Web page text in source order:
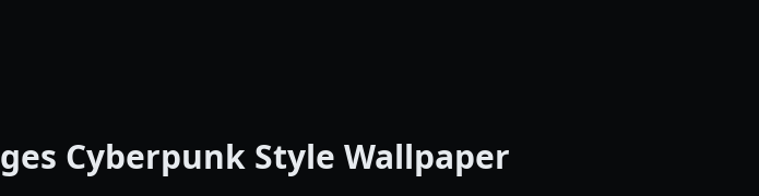
Cyberpunk Style Wallpaper